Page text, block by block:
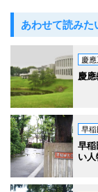
あわせて読みた
慶
慶
早
早
い人